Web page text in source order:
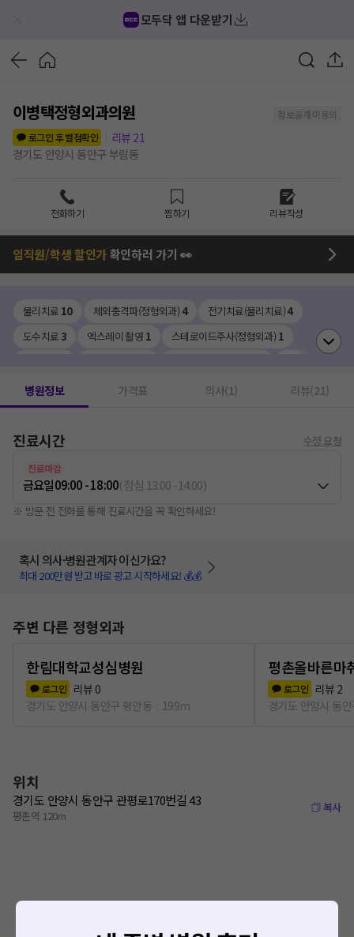
모두닥 앱 다운받기
이병택정형외과의원
정보공개 미동의
로그인 후 별점확인
리뷰 21
경기도 안양시 동안구 부림동
전화하기 찜하기 리뷰작성
임직원/학생 할인가확인하러 가기 👀
물리치료 10 체외충격파(정형외과) 4 전기치료(물리치료)4
도수치료3 엑스레이 촬영 1 스테로이드주사(정형외과) 1
병원정보 가격표 의사(1) 리뷰(21)
진료시간 수정 요청
진료마감
금요일09:00 - 18:00(점심 13:00-14:00)
※ 방문 전 전화를 통해 진료시간을 꼭 확인하세요!
혹시 의사·병원관계자 이신가요?
최대 200만원 받고 바로 광고 시작하세요! 💰💰
주변 다른 정형외과
한림대학교성심병원
로그인 리뷰 0
경기도 안양시 동안구 평안동
199m
평촌올바른마
로그인 리뷰 2
경기도 안양시 동
위치
경기도 안양시 동안구 관평로170번길 43
평촌역 120m
복사